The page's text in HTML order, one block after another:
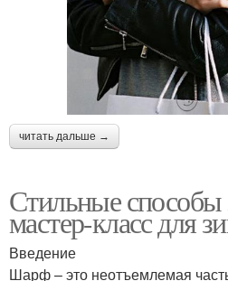
читать дальше →
Стильные способы
мастер-класс для
Введение
Шарф – это неотъемлемая